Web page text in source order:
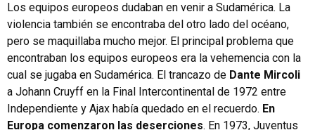
Los equipos europeos dudaban en venir a Sudamérica. La
violencia también se encontraba del otro lado del océano,
pero se maquillaba mucho mejor. El principal problema que
encontraban los equipos europeos era la vehemencia con la
cual se jugaba en Sudamérica. El trancazo de Dante Mircoli
a Johann Cruyff en la Final Intercontinental de 1972 entre
Independiente y Ajax había quedado en el recuerdo. En
Europa comenzaron las deserciones. En 1973, Juventus